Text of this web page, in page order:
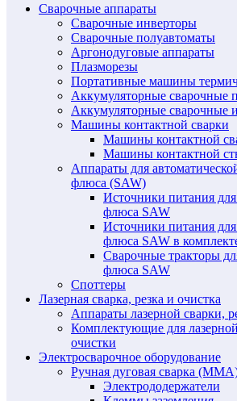
Сварочные аппараты
Сварочные инверторы
Сварочные полуавтоматы
Аргонодуговые аппараты
Плазморезы
Портативные машины
Аккумуляторные сварочные
Аккумуляторные сварочные
Машины контактной сварки
Машины контактной
Машины контактной
Аппараты для
флюса (SAW)
Источники питания
флюса SAW
Источники питания
флюса SAW в
Сварочные тракторы
флюса SAW
Споттеры
Лазерная сварка, резка и очистка
Аппараты лазерной сварки,
Комплектующие для
очистки
Электросварочное оборудование
Ручная дуговая сварка
Электрододержатели